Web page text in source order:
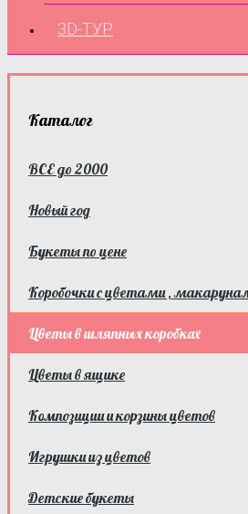
3D-ТУР
Каталог
ВСЕ до 2000
Новый год
Букеты по цене
Коробочки с цветами ,
Цветы в шляпных коробках
Цветы в ящике
Композиции и корзины цветов
Игрушки из цветов
Детские букеты